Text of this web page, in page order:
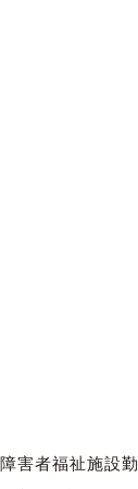
害者福祉施設勤